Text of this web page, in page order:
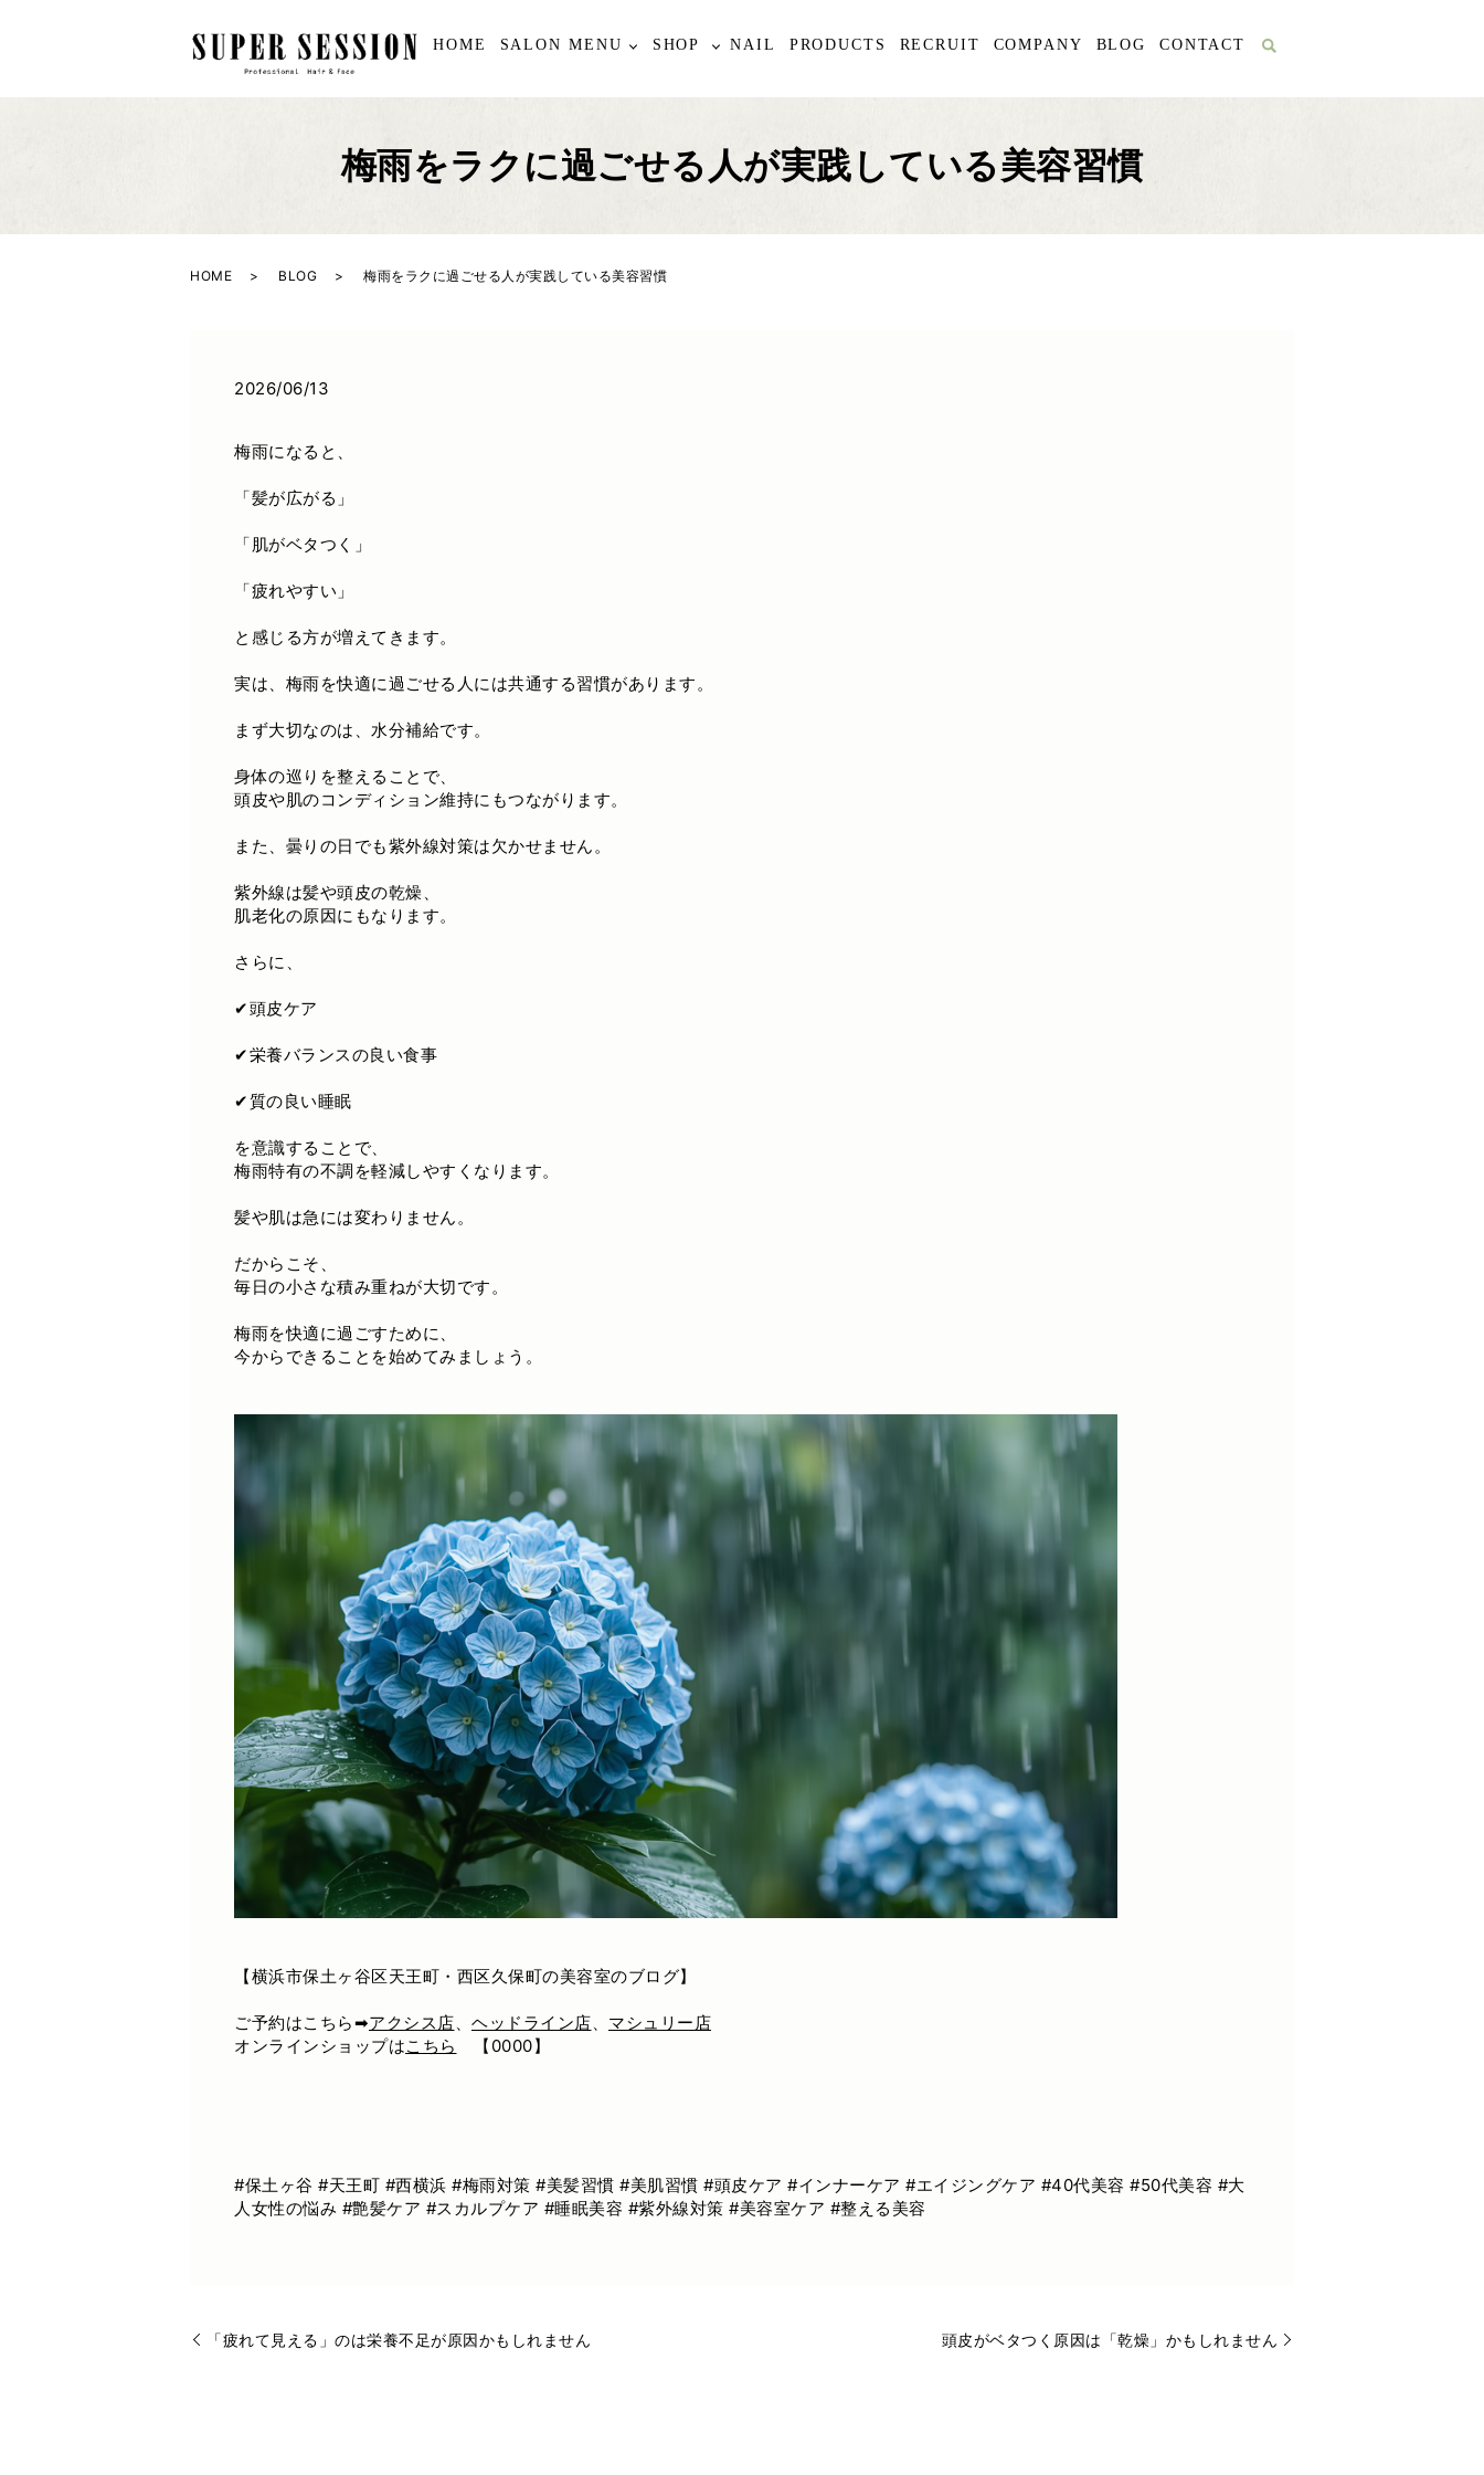
HOME SALON MENU SHOP NAIL PRODUCTS RECRUIT COMPANY BLOG CONTACT
梅雨をラクに過ごせる人が実践している美容習慣
HOME BLOG 梅雨をラクに過ごせる人が実践している美容習慣
2026/06/13
梅雨になると、
「髪が広がる」
「肌がベタつく」
「疲れやすい」
と感じる方が増えてきます。
実は、梅雨を快適に過ごせる人には共通する習慣があります。
まず大切なのは、水分補給です。
身体の巡りを整えることで、
頭皮や肌のコンディション維持にもつながります。
また、曇りの日でも紫外線対策は欠かせません。
紫外線は髪や頭皮の乾燥、
肌老化の原因にもなります。
さらに、
✔頭皮ケア
✔栄養バランスの良い食事
✔質の良い睡眠
を意識することで、
梅雨特有の不調を軽減しやすくなります。
髪や肌は急には変わりません。
だからこそ、
毎日の小さな積み重ねが大切です。
梅雨を快適に過ごすために、
今からできることを始めてみましょう。
【横浜市保土ヶ谷区天王町・西区久保町の美容室のブログ】
ご予約はこちら➡アクシス店、 ヘッドライン店、 マシュリー店
オンラインショップはこちら 【0000】
#保土ヶ谷 #天王町 #西横浜 #梅雨対策 #美髪習慣 #美肌習慣 #頭皮ケア #インナーケア #エイジングケア #40代美容 #50代美容 #大
人女性の悩み #艶髪ケア #スカルプケア #睡眠美容 #紫外線対策 #美容室ケア #整える美容
「疲れて見える」のは栄養不足が原因かもしれません 頭皮がベタつく原因は「乾燥」かもしれません